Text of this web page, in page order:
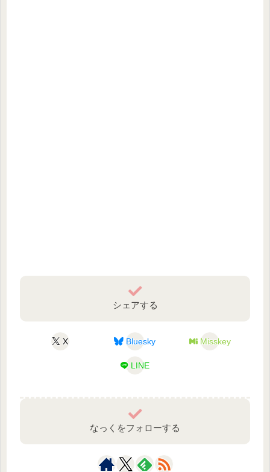
シェアする
X Bluesky Misskey
LINE
なっくをフォローする